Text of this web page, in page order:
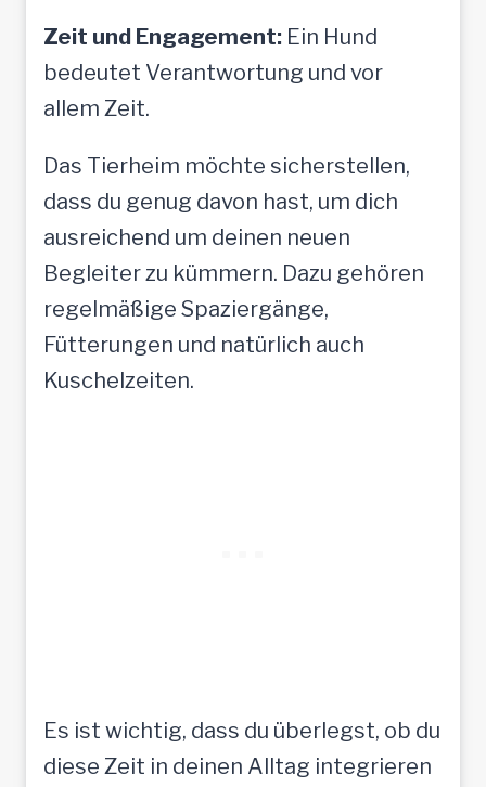
Zeit und Engagement: Ein Hund
bedeutet Verantwortung und vor
allem Zeit.
Das Tierheim möchte sicherstellen,
dass du genug davon hast, um dich
ausreichend um deinen neuen
Begleiter zu kümmern. Dazu gehören
regelmäßige Spaziergänge,
Fütterungen und natürlich auch
Kuschelzeiten.
Es ist wichtig, dass du überlegst, ob du
diese Zeit in deinen Alltag integrieren